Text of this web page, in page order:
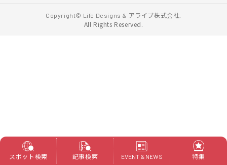
Copyright© Life Designs & アライブ株式会社.
All Rights Reserved.
スポット検索 記事検索 EVENT & NEWS 特集